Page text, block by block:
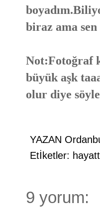
biraz ama
Not:Fotoğraf
büyük aşk
olur diye
YAZAN
Etİketler:
9 yorum: